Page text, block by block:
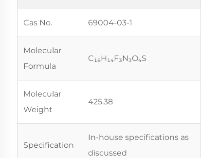
Cas No. 69004-03-1
Molecular
Formula
C₁₈H₁₄F₃N₃O₄S
Molecular
Weight
425.38
Specification
In-house specifications as
discussed